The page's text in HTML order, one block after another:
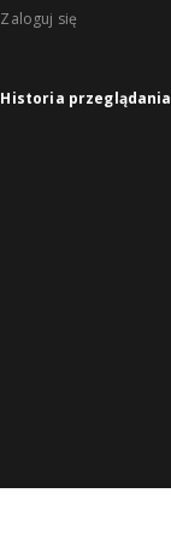
Zaloguj się
Historia przeglądania